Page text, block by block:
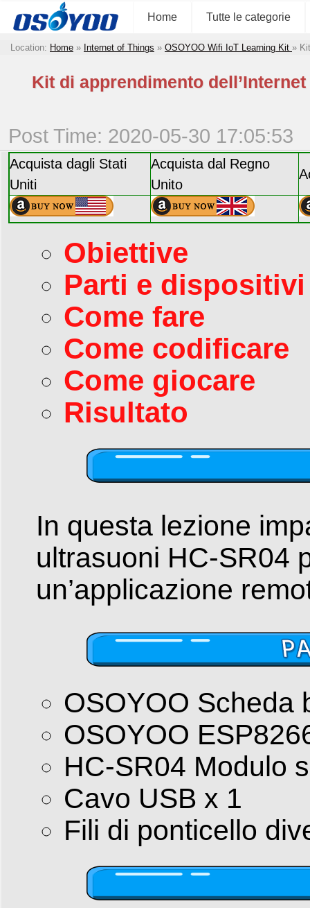
Home Tutte le categorie
Location: Home » Internet of Things » OSOYOO Wifi IoT Learning Kit »
Kit di apprendimento
Post Time: 2020-05-30 17:05:53
Acquista dagli Stati
Uniti
Acquista dal Regno
Unito
Obiettive
Parti e dispositivi
Come fare
Come codificare
Come giocare
Risultato
In questa lezione
ultrasuoni HC-SR04
un’applicazione
OSOYOO Scheda
OSOYOO
HC-SR04 Modulo
Cavo USB x 1
Fili di ponticello